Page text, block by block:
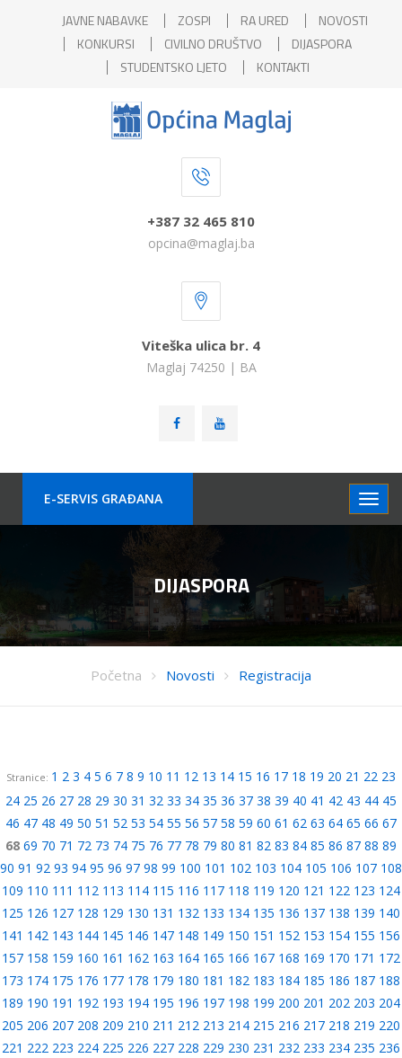
JAVNE NABAVKE ZOSPI RA URED
NOVOSTI
KONKURSI
CIVILNO DRUŠTVO
DIJASPORA
STUDENTSKO LJETO
KONTAKTI
+387 32 465 810
opcina@maglaj.ba
Viteška ulica br. 4
Maglaj 74250 | BA
E-SERVIS GRAÐANA
DIJASPORA
Početna Novosti Registracija
Stranice: 1 2 3 4 5 6 7 8 9 10 11 12 13 14 15 16 17 18 19 20 21 22 23
24 25 26 27 28 29 30 31 32 33 34 35 36 37 38 39 40 41 42 43 44 45
46 47 48 49 50 51 52 53 54 55 56 57 58 59 60 61 62 63 64 65 66 67
68 69 70 71 72 73 74 75 76 77 78 79 80 81 82 83 84 85 86 87 88 89
90 91 92 93 94 95 96 97 98 99 100 101 102 103 104 105 106 107 108
109 110 111 112 113 114 115 116 117 118 119 120 121 122 123 124
125 126 127 128 129 130 131 132 133 134 135 136 137 138 139 140
141 142 143 144 145 146 147 148 149 150 151 152 153 154 155 156
157 158 159 160 161 162 163 164 165 166 167 168 169 170 171 172
173 174 175 176 177 178 179 180 181 182 183 184 185 186 187 188
189 190 191 192 193 194 195 196 197 198 199 200 201 202 203 204
205 206 207 208 209 210 211 212 213 214 215 216 217 218 219 220
221 222 223 224 225 226 227 228 229 230 231 232 233 234 235 236